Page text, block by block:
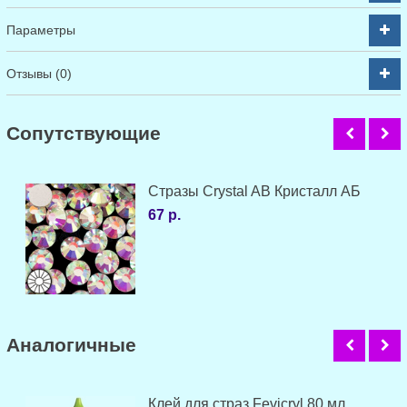
Параметры
Отзывы (0)
Cопутствующие
Стразы Crystal AB Кристалл АБ
67 р.
Аналогичные
Клей для страз Fevicryl 80 мл.